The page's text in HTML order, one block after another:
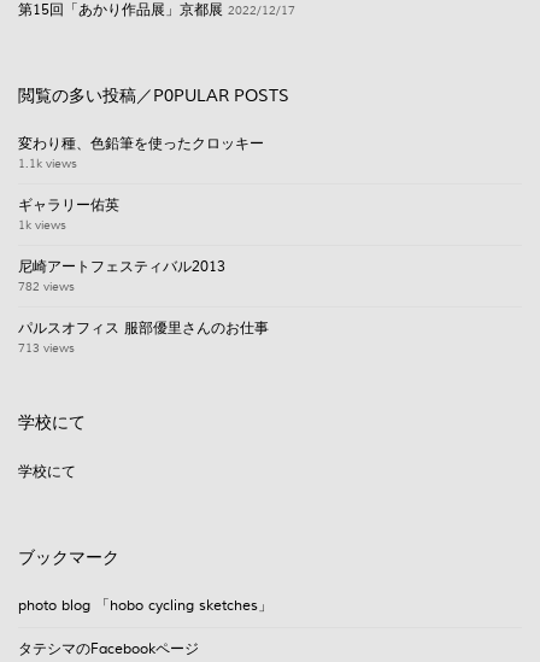
第15回「あかり作品展」京都展 2022/12/17
閲覧の多い投稿／P0PULAR POSTS
変わり種、色鉛筆を使ったクロッキー
1.1k views
ギャラリー佑英
1k views
尼崎アートフェスティバル2013
782 views
パルスオフィス 服部優里さんのお仕事
713 views
学校にて
学校にて
ブックマーク
photo blog 「hobo cycling sketches」
タテシマのFacebookページ